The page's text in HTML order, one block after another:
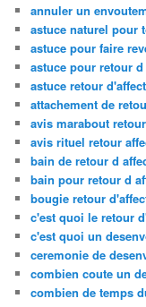
annuler un
astuce naturel pour
astuce pour faire
astuce pour retour
astuce retour
attachement de
avis marabout
avis rituel retour
bain de retour d
bain pour retour d
bougie retour
c'est quoi le retour
c'est quoi un
ceremonie de
combien coute un
combien de temps